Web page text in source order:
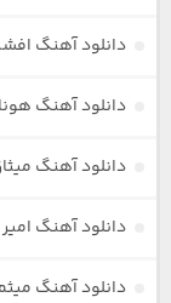
دانلود آهنگ
دانلود آهنگ
دانلود آهنگ
دانلود آهنگ
دانلود آهنگ